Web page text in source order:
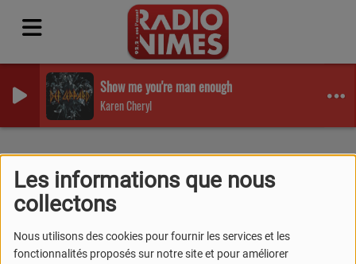
Les informations que nous
collectons
Nous utilisons des cookies pour fournir les services et les
fonctionnalités proposés sur notre site et pour améliorer
Show me you're man enough
Karen Cheryl
BERNARD MOURRET